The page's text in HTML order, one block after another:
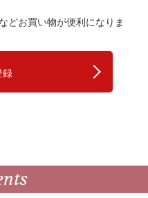
どお買い物が便利になりま
録